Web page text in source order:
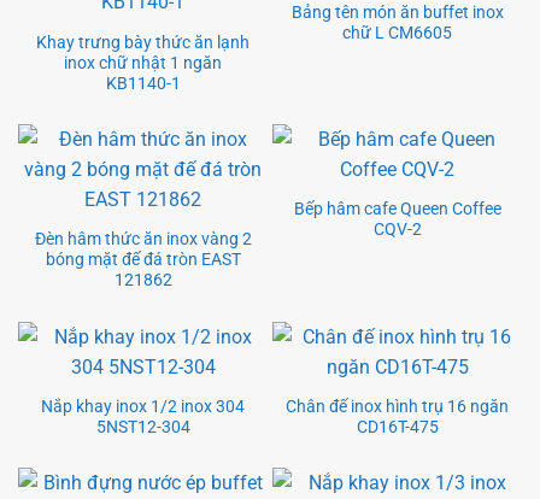
Khay trưng bày thức ăn lạnh
inox chữ nhật 1 ngăn
KB1140-1
Bảng tên món ăn buffet inox
chữ L CM6605
Đèn hâm thức ăn inox vàng 2
bóng mặt đế đá tròn EAST
121862
Bếp hâm cafe Queen Coffee
CQV-2
Nắp khay inox 1/2 inox 304
5NST12-304
Chân đế inox hình trụ 16 ngăn
CD16T-475